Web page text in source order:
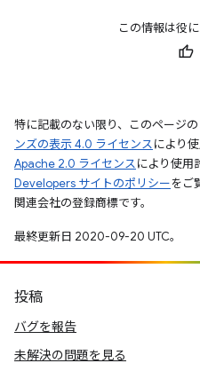
この情報は役
特に記載のない限り、このページ
ンズの表示 4.0 ライセンスにより
Apache 2.0 ライセンスにより使用
Developers サイトのポリシーをご
関連会社の登録商標です。
最終更新日 2020-09-20 UTC。
投稿
バグを報告
未解決の問題を見る